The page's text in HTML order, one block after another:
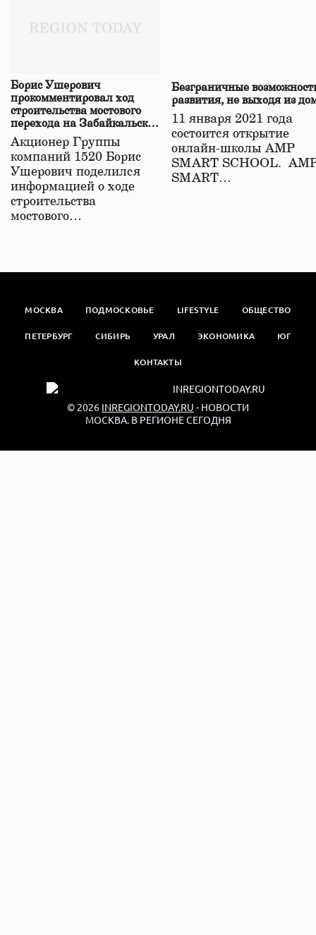
Борис Ушерович
прокомментировал ход
строительства мостового
перехода на Забайкальской
железной дороге
Акционер Группы
компаний 1520 Борис
Ушерович поделился
информацией о ходе
строительства
мостового…
Безграничные
развития, не выходя из
11 января 2021 года
состоится открытие
онлайн-школы АМР
SMART SCHOOL.
SMART…
МОСКВА ПОДМОСКОВЬЕ LIFESTYLE ОБЩЕСТВО
ПЕТЕРБУРГ СИБИРЬ УРАЛ ЭКОНОМИКА ЮГ
КОНТАКТЫ
© 2026 INREGIONTODAY.RU - НОВОСТИ
МОСКВА. В РЕГИОНЕ СЕГОДНЯ